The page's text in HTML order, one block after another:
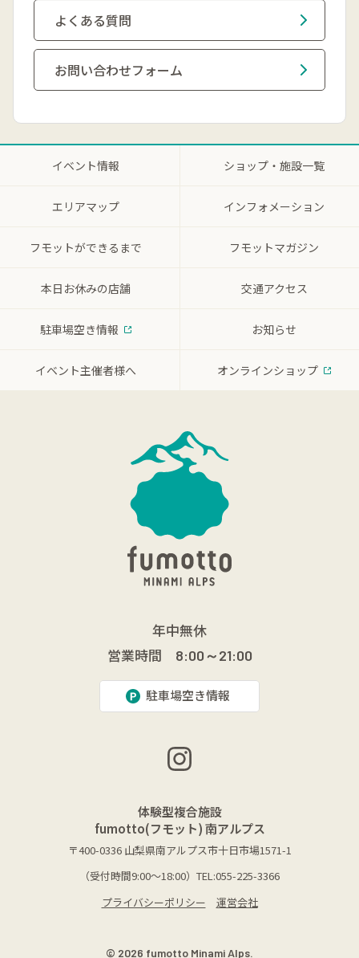
よくある質問
お問い合わせフォーム
イベント情報 ショップ・施設一覧
エリアマップ インフォメーション
フモットができるまで フモットマガジン
本日お休みの店舗 交通アクセス
駐車場空き情報 お知らせ
イベント主催者様へ オンラインショップ
年中無休
営業時間
8:00～21:00
駐車場空き情報
体験型複合施設
fumotto(フモット) 南アルプス
〒400-0336 山梨県南アルプス市十日市場1571-1
（受付時間9:00～18:00）TEL:055-225-3366
プライバシーポリシー
運営会社
© 2026 fumotto Minami Alps.